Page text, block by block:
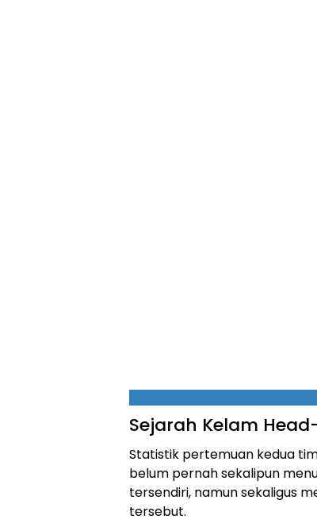
Sejarah Kelam
Statistik pertemuan kedua
belum pernah sekalipun
tersendiri, namun sekaligus
tersebut.